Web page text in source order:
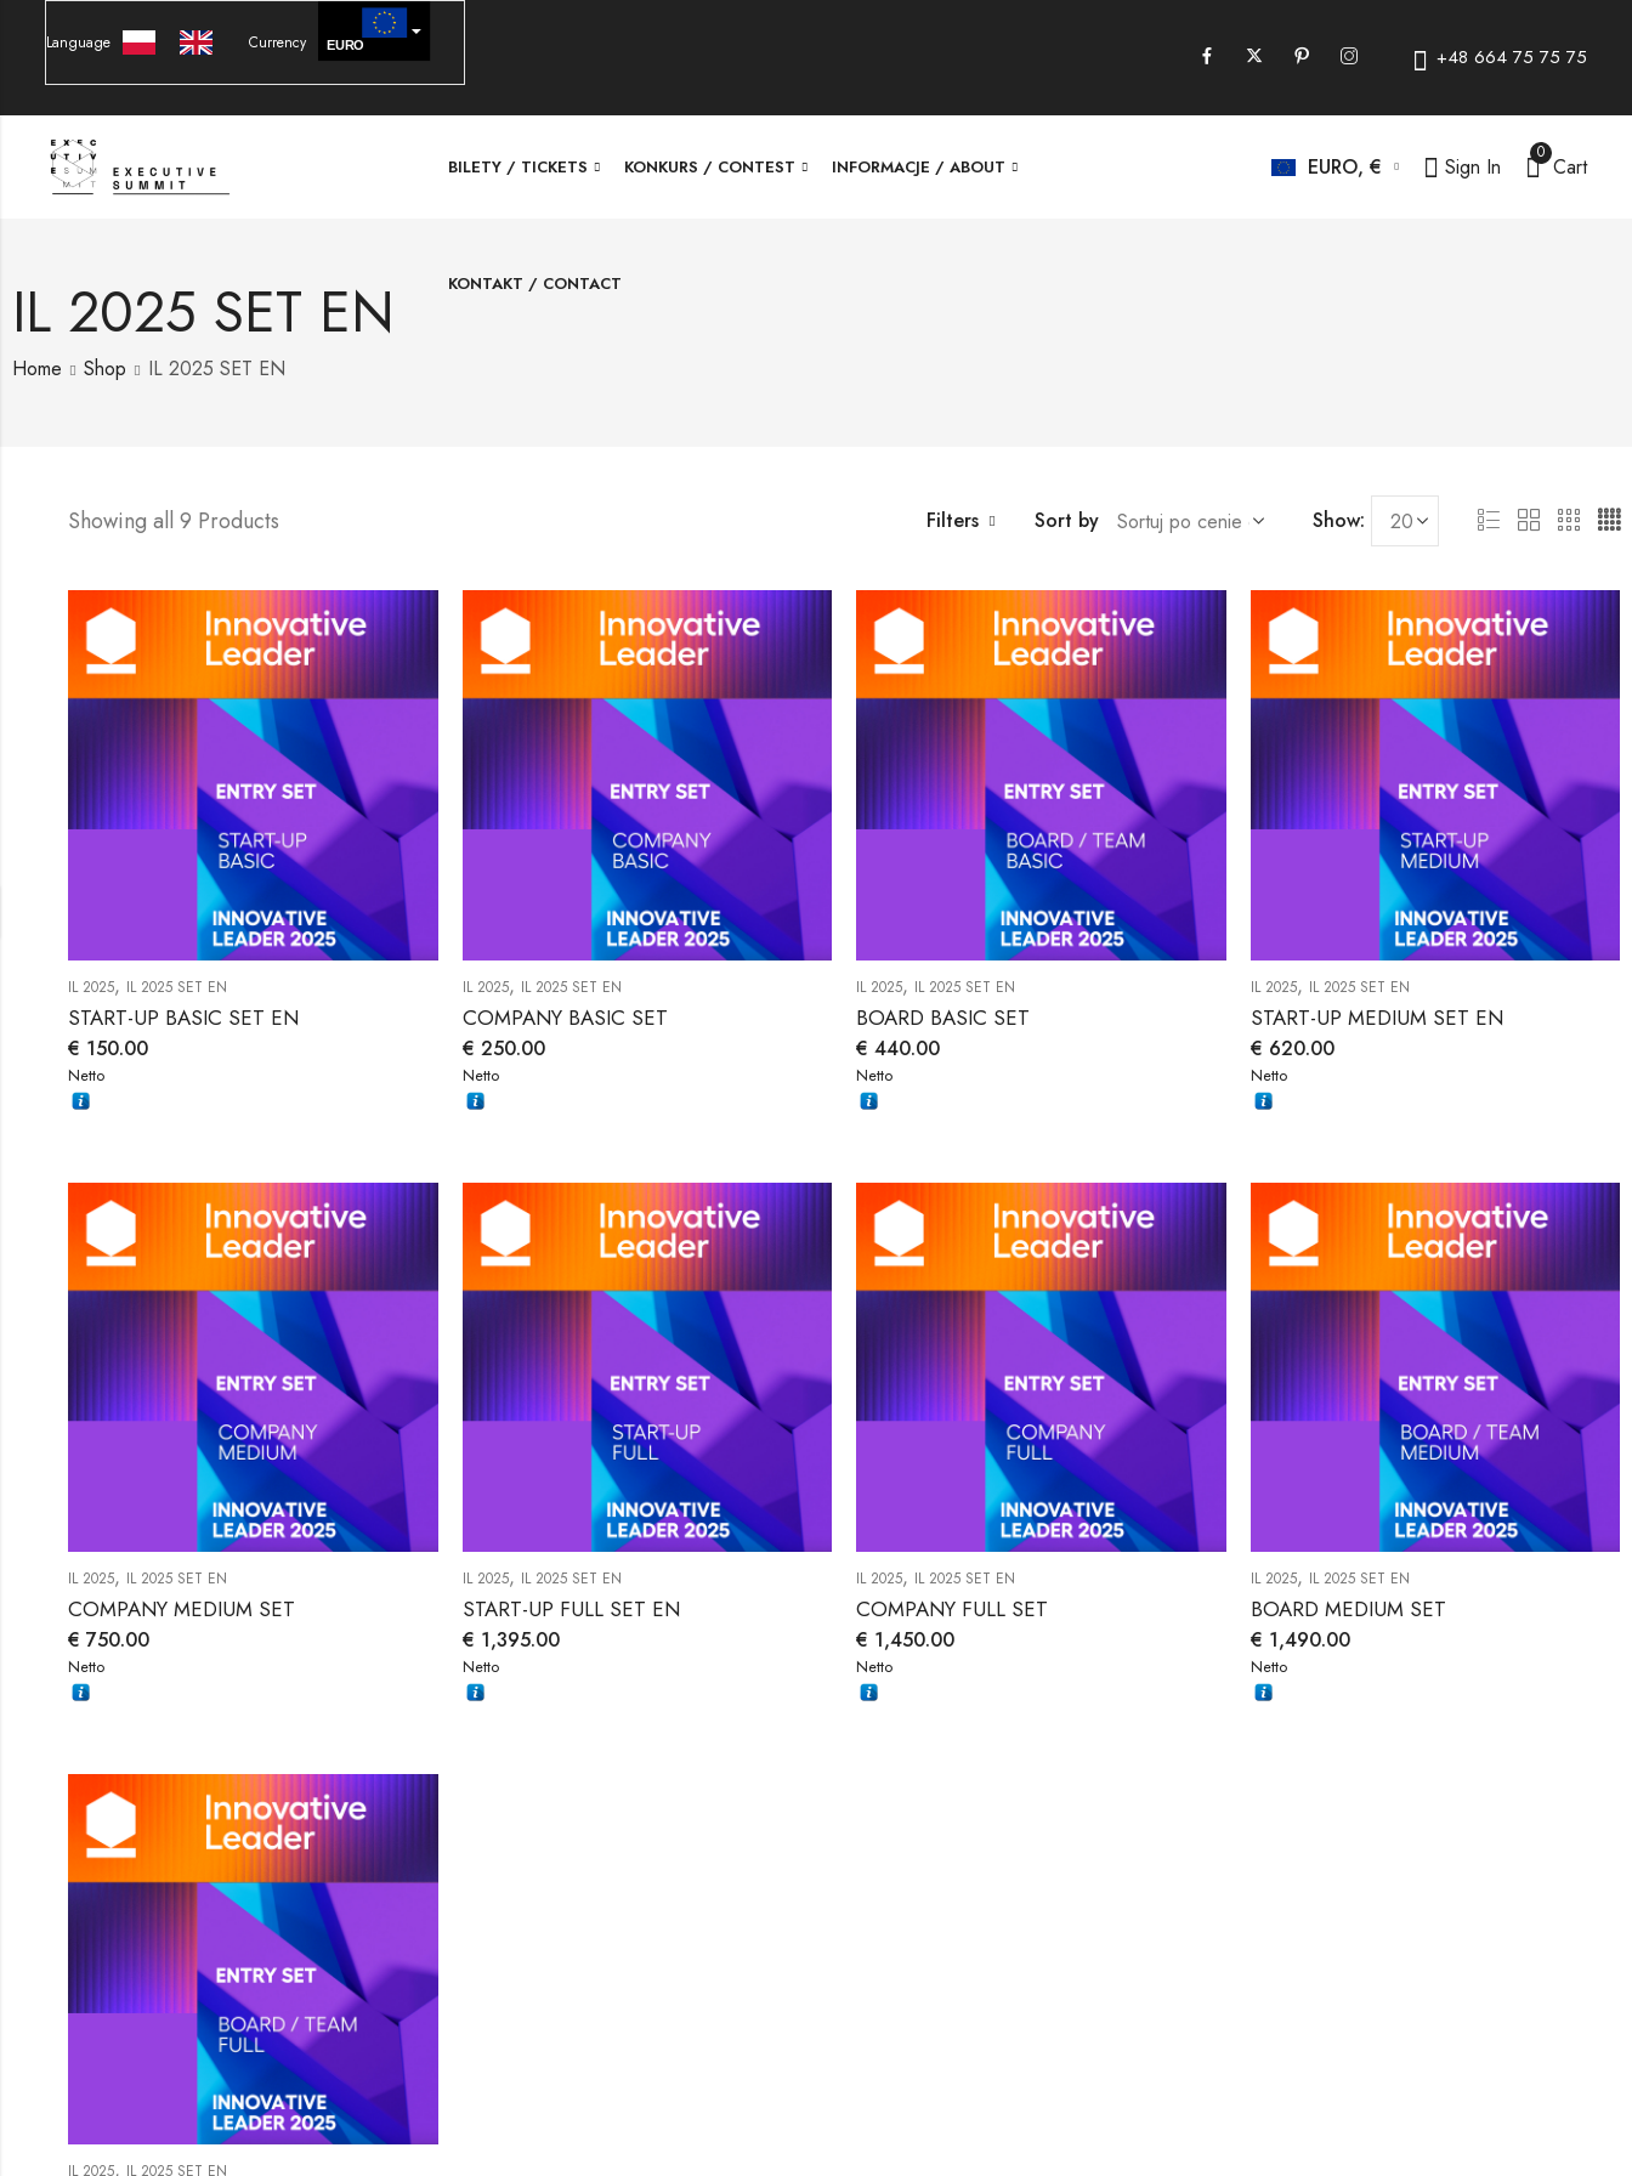
Language Currency EURO +48 664 75 75 75
BILETY / TICKETS KONKURS / CONTEST INFORMACJE / ABOUT
KONTAKT / CONTACT
EURO, € Sign In
0
Cart
IL 2025 SET EN
Home Shop IL 2025 SET EN
Showing all 9 Products Filters Sort by Show:
IL 2025, IL 2025 SET EN
START-UP BASIC SET EN
€ 150.00
Netto
IL 2025, IL 2025 SET EN
COMPANY BASIC SET
€ 250.00
Netto
IL 2025, IL 2025 SET EN
BOARD BASIC SET
€ 440.00
Netto
IL 2025, IL 2025 SET EN
START-UP MEDIUM SET EN
€ 620.00
Netto
IL 2025, IL 2025 SET EN
COMPANY MEDIUM SET
€ 750.00
Netto
IL 2025, IL 2025 SET EN
START-UP FULL SET EN
€ 1,395.00
Netto
IL 2025, IL 2025 SET EN
COMPANY FULL SET
€ 1,450.00
Netto
IL 2025, IL 2025 SET EN
BOARD MEDIUM SET
€ 1,490.00
Netto
IL 2025, IL 2025 SET EN